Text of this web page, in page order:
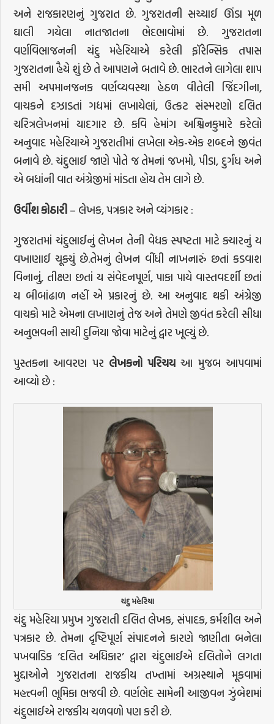
અને રાજકારણનું ગુજરાત છે. ગુજરાતની સચ્ચાઈ ઊંડા મૂળ
ઘાલી ગયેલા નાતજાતના ભેદભાવોમાં છે. ગુજરાતના
વર્ણવિભાજનની ચંદુ મહેરિયાએ કરેલી ફૉરેન્સિક તપાસ
ગુજરાતના હૈયે શું છે તે આપણને બતાવે છે. ભારતને લાગેલા શાપ
સમી અપમાનજનક વર્ણવ્યવસ્થા હેઠળ વીતેલી જિંદગીના,
વાચકને દઝાડતાં ગદ્યમાં લખાયેલાં, ઉત્કટ સંસ્મરણો દલિત
ચરિત્રલેખનમાં યાદગાર છે. કવિ હેમાંગ અશ્વિનકુમારે કરેલો
અનુવાદ મહેરિયાએ ગુજરાતીમાં લખેલા એક-એક શબ્દને જીવંત
બનાવે છે. ચંદુભાઈ જાણે પોતે જ તેમનાં જખમો, પીડા, દુર્ગંધ અને
એ બધાંની વાત અંગ્રેજીમાં માંડતા હોય તેમ લાગે છે.
ઉર્વીશકોઠારી– લેખક, પત્રકાર અને વ્યંગકાર :
ગુજરાતમાં ચંદુભાઈનું લેખન તેની વેધક સ્પષ્ટતા માટે ક્યારનું ય
વખાણાઈ ચૂક્યું છે.તેમનું લેખન વીંધી નાખનારું છતાં કડવાશ
વિનાનું, તીક્ષ્ણ છતાં ય સંવેદનપૂર્ણ, પાકા પાયે વાસ્તવદર્શી છતાં
ય બીબાંઢાળ નહીં એ પ્રકારનું છે. આ અનુવાદ થકી અંગ્રેજી
વાચકો માટે એમના લખાણનું તેજ અને તેમણે જીવંત કરેલી સીધા
અનુભવની સાચી દુનિયા જોવા માટેનું દ્વાર ખૂલ્યું છે.
પુસ્તકના આવરણ પર લેખકનો પરિચય આ મુજબ આપવામાં
આવ્યો છે :
ચંદુ મહેરિયા
ચંદુ મહેરિયા પ્રમુખ ગુજરાતી દલિત લેખક, સંપાદક, કર્મશીલ અને
પત્રકાર છે. તેમના દૃષ્ટિપૂર્ણ સંપાદનને કારણે જાણીતા બનેલા
પખવાડિક ‘દલિત અધિકાર’ દ્વારા ચંદુભાઈએ દલિતોને લગતા
મુદ્દાઓને ગુજરાતના રાજકીય તખ્તામાં અગ્રસ્થાને મૂકવામાં
મહત્ત્વની ભૂમિકા ભજવી છે. વર્ણભેદ સામેની આજીવન ઝુંબેશમાં
ચંદુભાઈએ રાજકીય ચળવળો પણ કરી છે.